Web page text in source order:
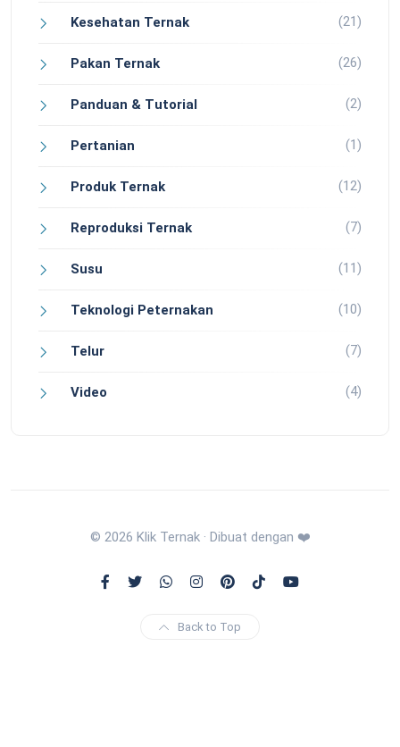
Kesehatan Ternak (21)
Pakan Ternak (26)
Panduan & Tutorial (2)
Pertanian (1)
Produk Ternak (12)
Reproduksi Ternak (7)
Susu (11)
Teknologi Peternakan (10)
Telur (7)
Video (4)
© 2026 Klik Ternak · Dibuat dengan ❤️
Back to Top